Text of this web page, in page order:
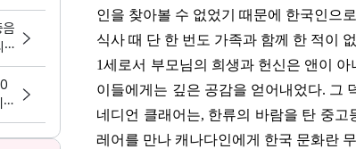
공
음
인을 찾아볼 수 없었기 때문에 한국인으
식사 때 단 한 번도 가족과 함께 한 적이
1세로서 부모님의 희생과 헌신은 앤이
이들에게는 깊은 공감을 얻어내었다. 그
네디언 클래어는, 한류의 바람을 탄 중고
레어를 만나 캐나다인에게 한국 문화란